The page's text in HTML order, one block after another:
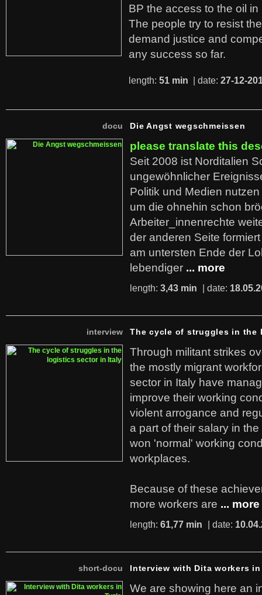
BP the access to the oil in
The people try to resist
demand justice and
any success so far.
length: 51 min | date: 27-12-
docu Die Angst wegschmeissen
please translate this
Seit 2008 ist Norditalien
ungewöhnlicher
Politik und Medien
um die ohnehin schon
Arbeiter_innenrechte
der anderen Seite
am untersten Ende der
lebendiger ... more
length: 3,43 min | date:
interview The cycle of struggles in
Through militant strikes
the mostly migrant
sector in Italy have
improve their working
violent arrogance and
a part of their salary in
won 'normal' working
workplaces.
Because of these
more workers are ... more
length: 61,77 min | date:
short-docu Interview with Dita workers in
We are showing here an